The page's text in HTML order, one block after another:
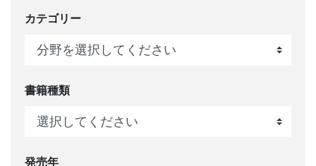
カテゴリー
書籍種類
発売年